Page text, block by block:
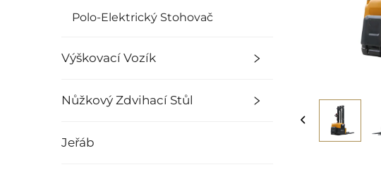
Polo-Elektrický Stohovač
Výškovací Vozík
Nůžkový Zdvihací Stůl
Jeřáb